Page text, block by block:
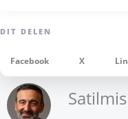
Facebook X